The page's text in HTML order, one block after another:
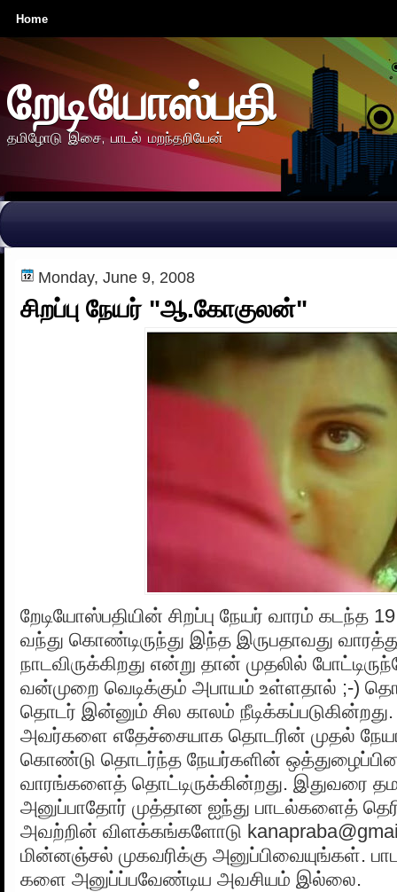
Home
றேடியோஸ்பதி
தமிழோடு இசை, பாடல் மறந்தறியேன்
Monday, June 9, 2008
சிறப்பு நேயர் "ஆ.கோகுலன்"
றேடியோஸ்பதியின் சிறப்பு நேயர் வாரம் கடந்த
வந்து கொண்டிருந்து இந்த இருபதாவது
நாடவிருக்கிறது என்று தான் முதலில்
வன்முறை வெடிக்கும் அபாயம் உள்ளதால் ;-)
தொடர் இன்னும் சில காலம்
அவர்களை எதேச்சையாக தொடரின் முதல்
கொண்டு தொடர்ந்த நேயர்களின்
வாரங்களைத் தொட்டிருக்கின்றது. இதுவரை
அனுப்பாதோர் முத்தான ஐந்து பாடல்களைத்
அவற்றின் விளக்கங்களோடு
மின்னஞ்சல் முகவரிக்கு அனுப்பிவையுங்கள்.
களை அனுப்ப்பவேண்டிய அவசியம் இல்லை.